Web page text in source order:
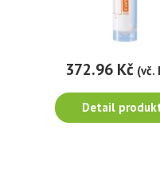
372.96 Kč (vč.
Detail